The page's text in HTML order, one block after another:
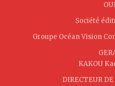
Société
Groupe Océan Vision
KAKOU
DIRECTEUR